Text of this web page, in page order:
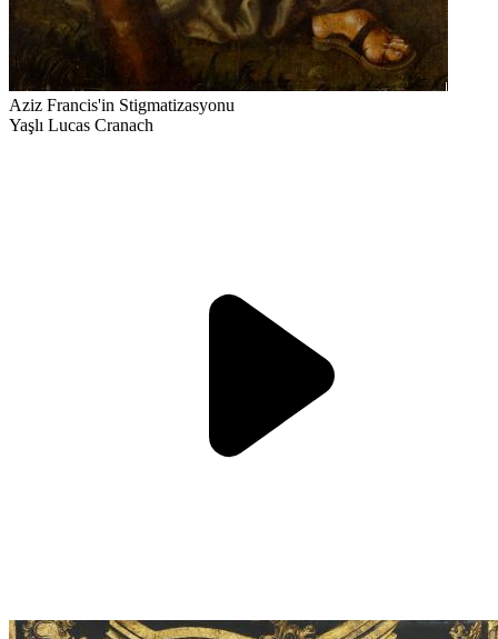
Aziz Francis'in Stigmatizasyonu
Yaşlı Lucas Cranach